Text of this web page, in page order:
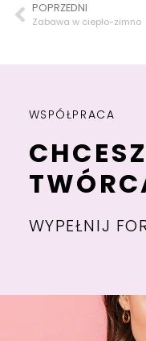
POPRZEDNI
Zabawa w ciepło-zimno
WSPÓŁPRACA
WYPEŁNIJ